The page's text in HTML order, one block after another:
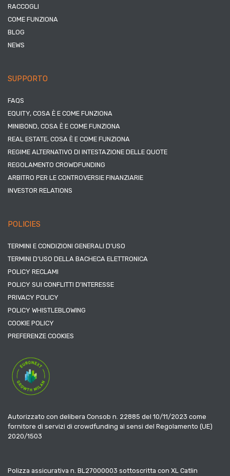
RACCOGLI
COME FUNZIONA
BLOG
NEWS
SUPPORTO
FAQS
EQUITY, COSA È E COME FUNZIONA
MINIBOND, COSA È E COME FUNZIONA
REAL ESTATE, COSA È E COME FUNZIONA
REGIME ALTERNATIVO DI INTESTAZIONE DELLE QUOTE
REGOLAMENTO CROWDFUNDING
ARBITRO PER LE CONTROVERSIE FINANZIARIE
INVESTOR RELATIONS
POLICIES
TERMINI E CONDIZIONI GENERALI D’USO
TERMINI D’USO DELLA BACHECA ELETTRONICA
POLICY RECLAMI
POLICY SUI CONFLITTI D’INTERESSE
PRIVACY POLICY
POLICY WHISTLEBLOWING
COOKIE POLICY
PREFERENZE COOKIES
Autorizzato con delibera Consob n. 22885 del 10/11/2023 come
fornitore di servizi di crowdfunding ai sensi del Regolamento (UE)
2020/1503
Polizza assicurativa n. BL27000003 sottoscritta con XL Catlin